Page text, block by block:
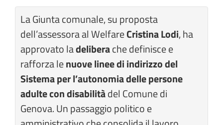
La Giunta comunale, su proposta
dell’assessora al WelfareCristina Lodi, ha
approvato ladeliberache definisce e
rafforza lenuove linee di indirizzo del
Sistema per l’autonomia delle persone
adulte con disabilitàdel Comune di
Genova. Un passaggio politico e